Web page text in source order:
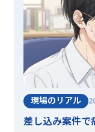
現場のリアル
差し込み案件で